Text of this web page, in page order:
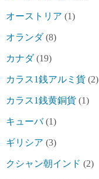
オーストリア (1)
オランダ(8)
カナダ(19)
カラス1銭アルミ貨 (2)
カラス1銭黄銅貨 (1)
キューバ(1)
ギリシア (3)
クシャン朝インド (2)